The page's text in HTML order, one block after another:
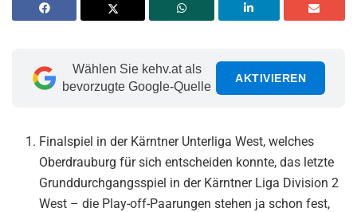
Wählen Sie kehv.at als
bevorzugte Google-Quelle
AKTIVIEREN
Finalspiel in der Kärntner Unterliga West, welches
Oberdrauburg für sich entscheiden konnte, das letzte
Grunddurchgangsspiel in der Kärntner Liga Division 2
West – die Play-off-Paarungen stehen ja schon fest,